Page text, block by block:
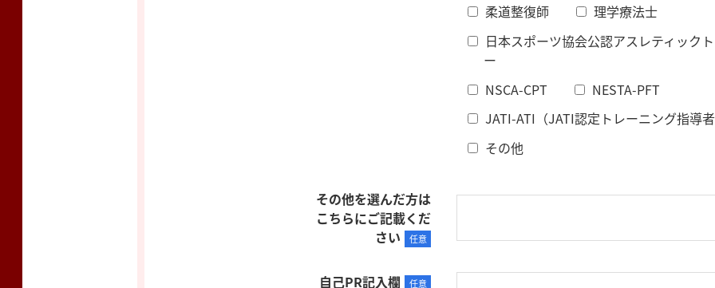
柔道整復師
理学療法士
日本スポーツ協会公認アスレティック
ー
NSCA-CPT
NESTA-PFT
JATI-ATI（JATI認定トレーニング指導
その他
その他を選んだ方は
こちらにご記載くだ
さい
任意
自己PR記入欄 任意